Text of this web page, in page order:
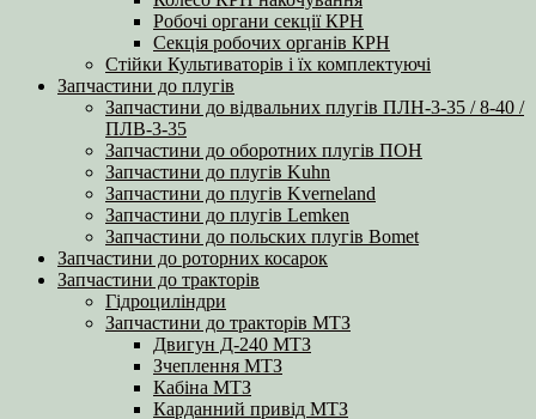
Робочі органи секції КРН
Секція робочих органів КРН
Стійки Культиваторів і їх комплектуючі
Запчастини до плугів
Запчастини до відвальних плугів ПЛН-3-35 / 8-40 /
ПЛВ-3-35
Запчастини до оборотних плугів ПОН
Запчастини до плугів Kuhn
Запчастини до плугів Kverneland
Запчастини до плугів Lemken
Запчастини до польских плугів Bomet
Запчастини до роторних косарок
Запчастини до тракторів
Гідроциліндри
Запчастини до тракторів МТЗ
Двигун Д-240 МТЗ
Зчеплення МТЗ
Кабіна МТЗ
Карданний привід МТЗ